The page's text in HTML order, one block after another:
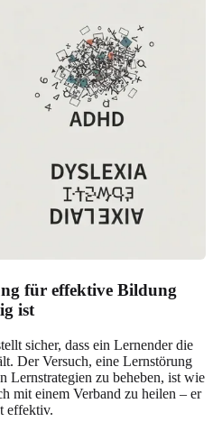
für effektive Bildung
ist
sicher, dass ein Lernender die
Der Versuch, eine Lernstörung
Lernstrategien zu beheben, ist wie
mit einem Verband zu heilen – er
effektiv.